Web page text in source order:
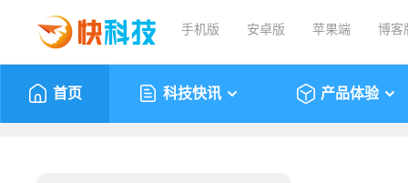
手机版 安卓版 苹果端 博客
首页 科技快讯 产品体验